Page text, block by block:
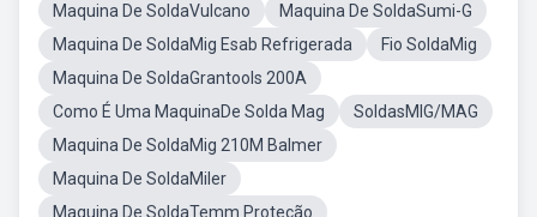
Maquina De SoldaVulcano
Maquina De SoldaSumi-G
Maquina De SoldaMig Esab Refrigerada
Fio SoldaMig
Maquina De SoldaGrantools 200A
Como É Uma MaquinaDe Solda Mag
SoldasMIG/MAG
Maquina De SoldaMig 210M Balmer
Maquina De SoldaMiler
Maquina De SoldaTemm Proteção